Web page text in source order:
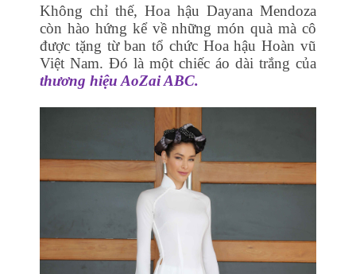
Không chỉ thế, Hoa hậu Dayana Mendoza
còn hào hứng kể về những món quà mà cô
được tặng từ ban tổ chức Hoa hậu Hoàn vũ
Việt Nam. Đó là một chiếc áo dài trắng của
thương hiệu AoZai ABC.